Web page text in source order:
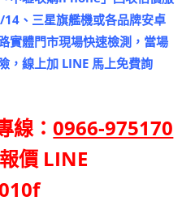
、三星旗艦機或各品牌安卓
實體門市現場快速檢測，當場
，線上加 LINE 馬上免費詢
線：0966-975170
價 LINE